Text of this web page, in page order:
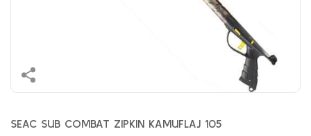
SEAC SUB COMBAT ZIPKIN KAMUFLAJ 105